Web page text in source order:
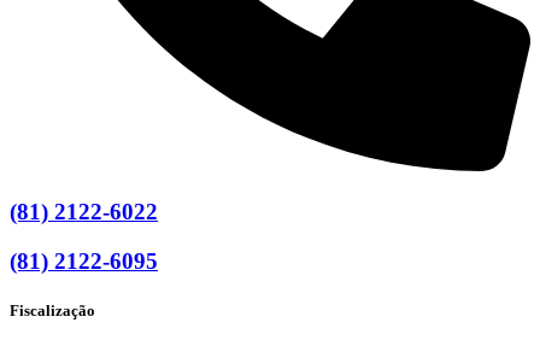
(81) 2122-6022
(81) 2122-6095
Fiscalização